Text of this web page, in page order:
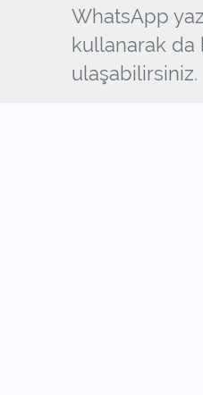
WhatsApp
kullanarak da
ulaşabilirsiniz.